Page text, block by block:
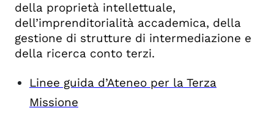
della proprietà intellettuale,
dell’imprenditorialità accademica, della
gestione di strutture di intermediazione e
della ricerca conto terzi.
Linee guida d’Ateneo per la Terza
Missione